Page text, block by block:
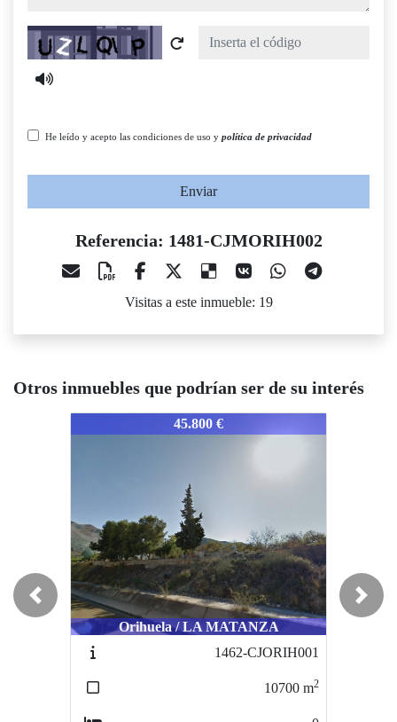
Captcha
He leído y acepto las condiciones de uso y política de privacidad
Enviar
Referencia: 1481-CJMORIH002
Visitas a este inmueble: 19
Otros inmuebles que podrían ser de su interés
1481-CJMORIH002
45.800 €
Orihuela / LA MATANZA
1462-CJORIH001
10700m2
1481-CJMORIH002
El Pinós / ENTRE PINOSO Y HELLIN
941-PINOS0001
Previous Next